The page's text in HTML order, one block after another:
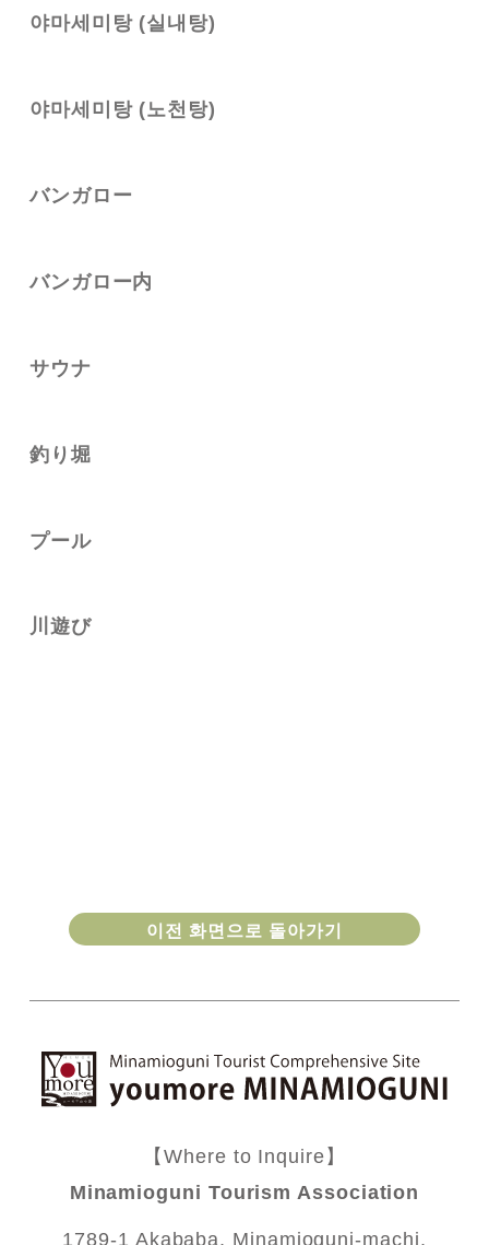
야마세미탕 (실내탕)
야마세미탕 (노천탕)
バンガロー
バンガロー内
サウナ
釣り堀
プール
川遊び
이전 화면으로 돌아가기
【Where to Inquire】
Minamioguni Tourism Association
1789-1 Akababa, Minamioguni-machi,